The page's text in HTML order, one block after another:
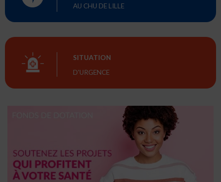
AU CHU DE LILLE
SITUATION
D'URGENCE